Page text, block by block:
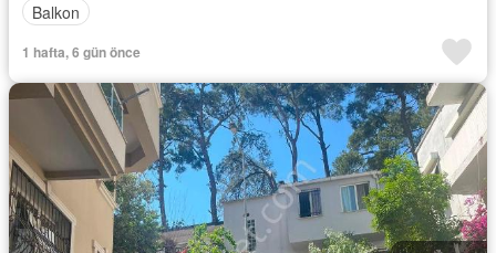
Balkon
1 hafta, 6 gün önce